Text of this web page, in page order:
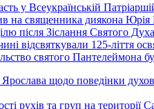
у Всеукраїнській
на священника диякона
після Зіслання Святого
відсвяткували 125-ліття
святого Пантелеймона
щодо поведінки
рухів та груп на території